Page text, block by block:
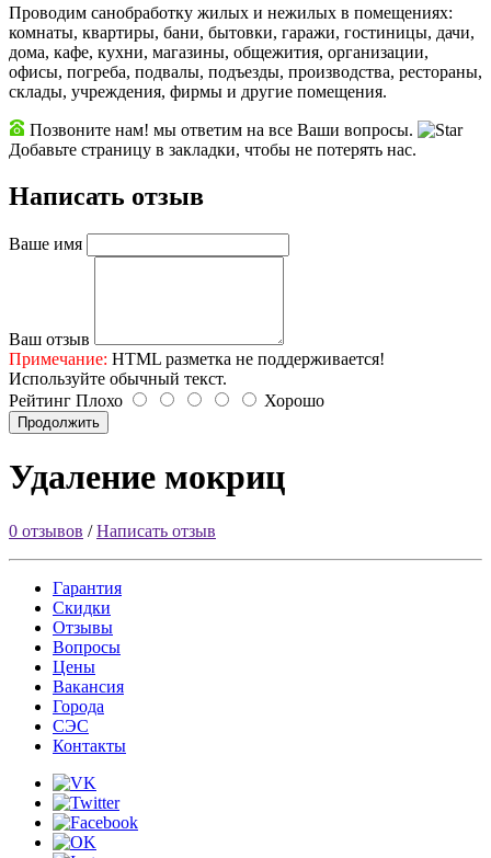
Проводим санобработку жилых и нежилых в помещениях:
комнаты, квартиры, бани, бытовки, гаражи, гостиницы, дачи,
дома, кафе, кухни, магазины, общежития, организации,
офисы, погреба, подвалы, подъезды, производства, рестораны,
склады, учреждения, фирмы и другие помещения.
Позвоните нам! мы ответим на все Ваши вопросы.
Добавьте страницу в закладки, чтобы не потерять нас.
Написать отзыв
Ваше имя
Ваш отзыв
Примечание: HTML разметка не поддерживается!
Используйте обычный текст.
Рейтинг Плохо Хорошо
Продолжить
Удаление мокриц
0 отзывов /Написать отзыв
Гарантия
Скидки
Отзывы
Вопросы
Цены
Вакансия
Города
СЭС
Контакты